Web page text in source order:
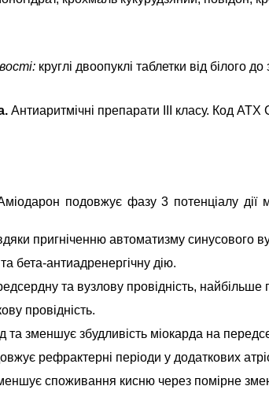
круглі двоопуклі таблетки від білого
. Антиаритмічні препарати ІІІ класу. Код
подовжує фазу 3 потенціалу дії
пригніченню автоматизму синусового
бета-антиадренергічну дію.
та вузлову провідність,
провідність.
та зменшує збудливість міокарда на
рефрактерні періоди у додаткових
споживання кисню через помірне